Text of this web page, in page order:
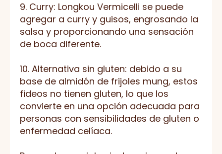
9. Curry: Longkou Vermicelli se puede
agregar a curry y guisos, engrosando la
salsa y proporcionando una sensación
de boca diferente.
10. Alternativa sin gluten: debido a su
base de almidón de frijoles mung, estos
fideos no tienen gluten, lo que los
convierte en una opción adecuada para
personas con sensibilidades de gluten o
enfermedad celíaca.